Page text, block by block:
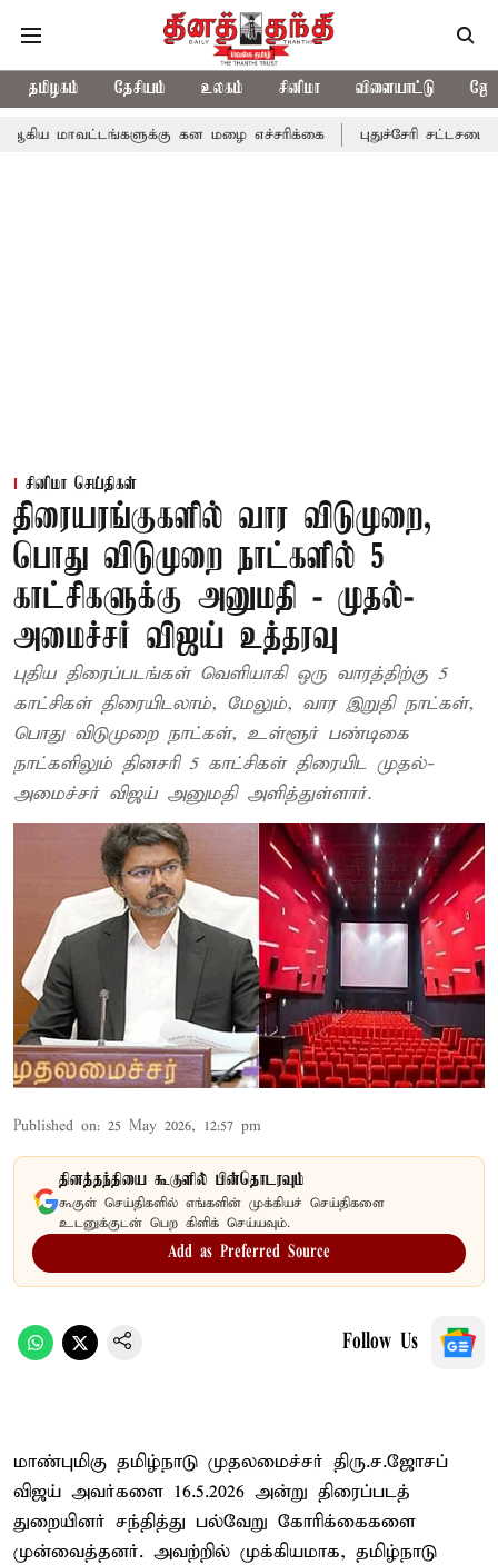
தமிழகம் தேசியம் உலகம் சினிமா விளையாட்டு
கன மழை எச்சரிக்கை புதுச்சேரி சட்டசபையில் வரும்
சினிமா செய்திகள்
திரையரங்குகளில் வார விடுமுறை,
பொது விடுமுறை நாட்களில் 5
காட்சிகளுக்கு அனுமதி - முதல்-
அமைச்சர் விஜய் உத்தரவு
புதிய திரைப்படங்கள் வெளியாகி ஒரு வாரத்திற்கு 5
காட்சிகள் திரையிடலாம், மேலும், வார இறுதி நாட்கள்,
பொது விடுமுறை நாட்கள், உள்ளூர் பண்டிகை
நாட்களிலும் தினசரி 5 காட்சிகள் திரையிட முதல்-
அமைச்சர் விஜய் அனுமதி அளித்துள்ளார்.
Published on: 25 May 2026, 12:57 pm
தினத்தந்தியை கூகுளில் பின்தொடரவும்
கூகுள் செய்திகளில் எங்களின் முக்கியச் செய்திகளை
உடனுக்குடன் பெற கிளிக் செய்யவும்.
Add as Preferred Source
Follow Us
மாண்புமிகு தமிழ்நாடு முதலமைச்சர் திரு.ச.ஜோசப்
விஜய் அவர்களை 16.5.2026 அன்று திரைப்படத்
துறையினர் சந்தித்து பல்வேறு கோரிக்கைகளை
முன்வைத்தனர். அவற்றில் முக்கியமாக, தமிழ்நாடு